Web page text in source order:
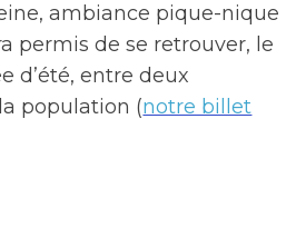
ambiance pique-nique
permis de se retrouver, le
d’été, entre deux
population (notre billet